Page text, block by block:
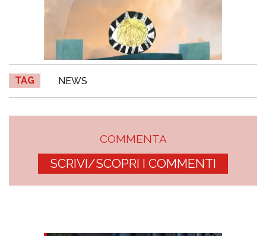
TAG NEWS
COMMENTA
SCRIVI/SCOPRI I COMMENTI